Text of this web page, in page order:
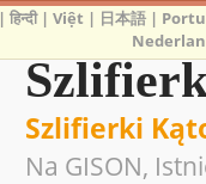
Szlifierki
Na GISON,
|हिन्दी|Việt | 日本語 |